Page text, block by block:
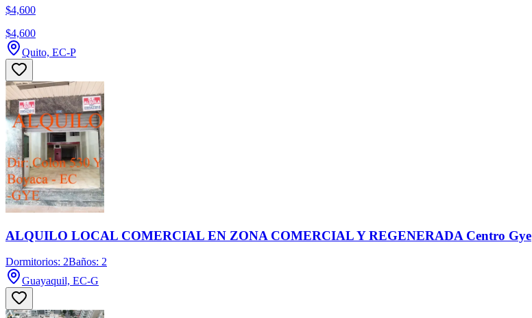
$4,600
$4,600
Quito, EC-P
ALQUILO LOCAL COMERCIAL EN ZONA COMERCIAL Y REGENERADA Centro Gye
Dormitorios: 2Baños: 2
Guayaquil, EC-G